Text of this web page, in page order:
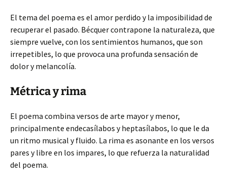
El tema del poema es el amor perdido y la imposibilidad de
recuperar el pasado. Bécquer contrapone la naturaleza, que
siempre vuelve, con los sentimientos humanos, que son
irrepetibles, lo que provoca una profunda sensación de
dolor y melancolía.
Métrica y rima
El poema combina versos de arte mayor y menor,
principalmente endecasílabos y heptasílabos, lo que le da
un ritmo musical y fluido. La rima es asonante en los versos
pares y libre en los impares, lo que refuerza la naturalidad
del poema.